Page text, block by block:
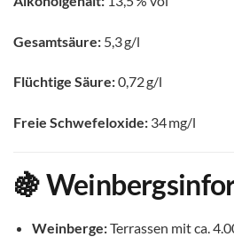
Gesamtsäure: 5,3 g/l
Flüchtige Säure:0,72 g/l
Freie Schwefeloxide: 34 mg/l
🍇
Weinberge:Terrassen mit ca.